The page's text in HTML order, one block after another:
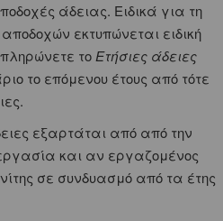
άδειας. Ειδικά για τη
εκτυπώνεται ειδική
το Ετήσιες άδειες
το επόμενου έτους από τότε
εξαρτάται από από την
και αν εργαζομένος
σε συνδυασμό από τα έτης